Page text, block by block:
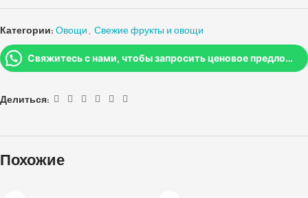
Категории: Овощи, Свежие фрукты и овощи
Свяжитесь с нами, чтобы запросить ценовое предложение
Делиться:
Похожие